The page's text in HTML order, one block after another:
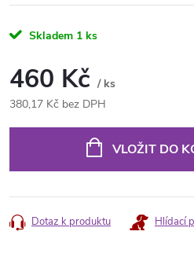
Skladem 1 ks
460 Kč / ks
380,17 Kč bez DPH
VLOŽIT DO
Dotaz k produktu Hlídací